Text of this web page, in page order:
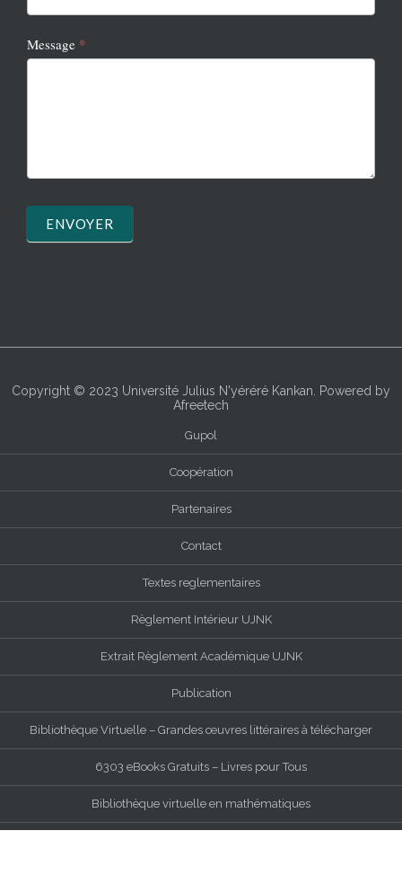
Message *
ENVOYER
Gupol
Coopération
Partenaires
Contact
Textes reglementaires
Règlement Intérieur UJNK
Extrait Règlement Académique UJNK
Publication
Bibliothèque Virtuelle – Grandes œuvres littéraires à télécharger
6303 eBooks Gratuits – Livres pour Tous
Bibliothèque virtuelle en mathématiques
Copyright © 2023 Université Julius N'yéréré Kankan . Powered by
Afreetech